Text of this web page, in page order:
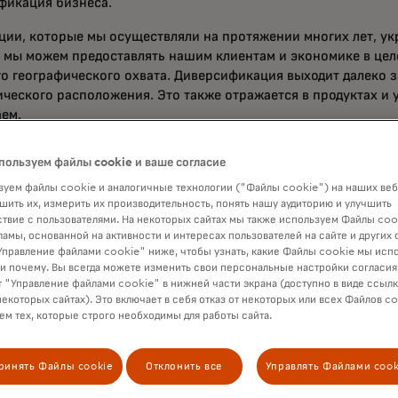
бизнеса.
которые мы осуществляли на протяжении многих лет,
можем предоставлять нашим клиентам и экономике в
географического охвата. Диверсификация выходит далеко
расположения. Это также отражается в продуктах и
сих пор считают Mastercard компанией,
60 лет назад это было нашим истоком, сегодня мы
спектр способов оплаты.Коммерческие платежи
GDV в 2024 году, и возможности для их открытия
этого добродетельного круга находятся наши услуги
стоимостью, которые сейчас составляют почти 40% от
опубликовалинаши результаты за четвёртый квартал и весь
звонке мы обсудили наш сильный квартал и тот импульс,
Некоторые основные моменты — из квартала и нашей
файлы cookie и ваше согласие
файлы cookie и аналогичные технологии ("Файлы cookie") на наших
их, измерить их производительность, понять нашу аудиторию и улучшить
с пользователями. На некоторых сайтах мы также используем Файлы
основанной на активности и интересах пользователей на сайте и других
файлами cookie" ниже, чтобы узнать, какие Файлы cookie мы
почему. Вы всегда можете изменить свои персональные настройки
"Управление файлами cookie" в нижней части экрана (доступно в виде
сайтах). Это включает в себя отказ от некоторых или всех Файлов
тех, которые строго необходимы для работы сайта.
Файлы cookie Отклонить все Управлять Файлами